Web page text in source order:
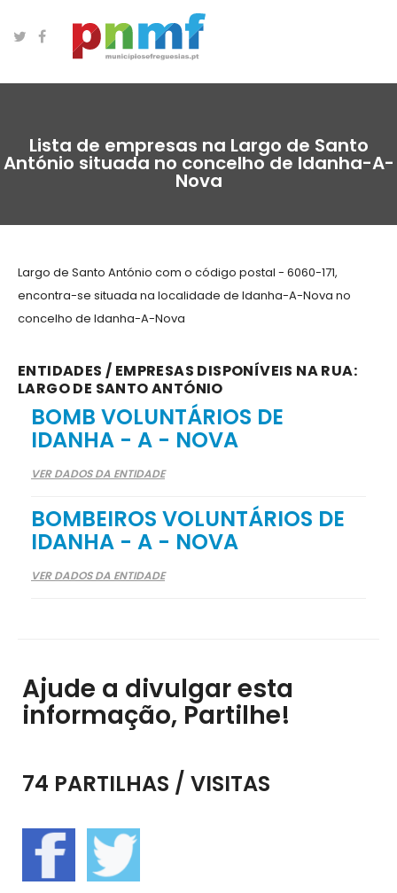
Lista de empresas na Largo de Santo
António situada no concelho de Idanha-A-
Nova
Largo de Santo António com o código postal - 6060-171,
encontra-se situada na localidade de Idanha-A-Nova no
concelho de Idanha-A-Nova
ENTIDADES / EMPRESAS DISPONÍVEIS NA RUA:
LARGO DE SANTO ANTÓNIO
BOMB VOLUNTÁRIOS DE
IDANHA - A - NOVA
VER DADOS DA ENTIDADE
BOMBEIROS VOLUNTÁRIOS DE
IDANHA - A - NOVA
VER DADOS DA ENTIDADE
Ajude a divulgar esta
informação, Partilhe!
74 PARTILHAS / VISITAS